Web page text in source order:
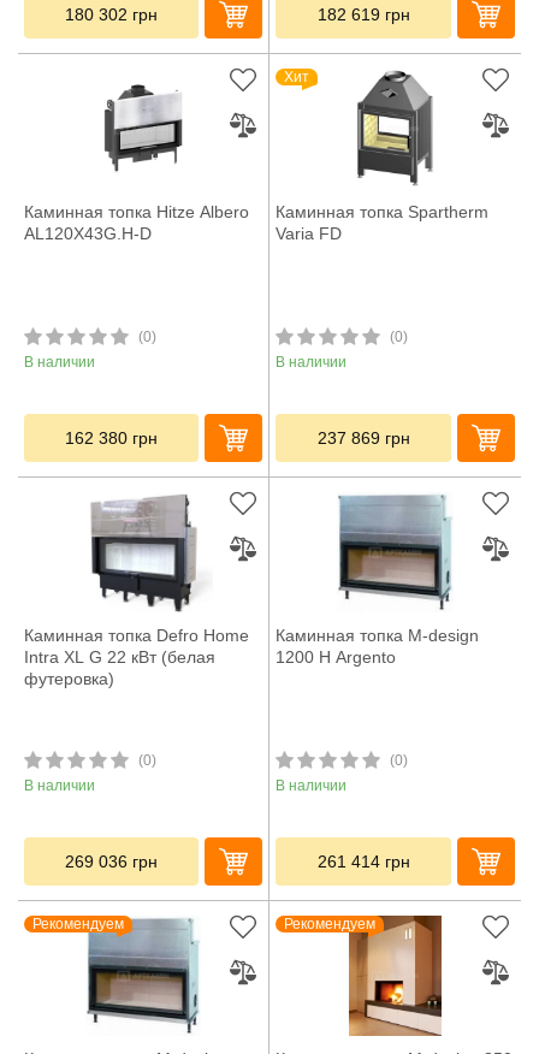
180 302 грн 182 619 грн
Каминная топка Hitze Albero
AL120X43G.H-D
(0)
В наличии
162 380 грн
Хит
Каминная топка Spartherm
Varia FD
(0)
В наличии
237 869 грн
Каминная топка Defro Home
Intra XL G 22 кВт (белая
футеровка)
(0)
В наличии
269 036 грн
Каминная топка M-design
1200 H Argento
(0)
В наличии
261 414 грн
Рекомендуем Рекомендуем